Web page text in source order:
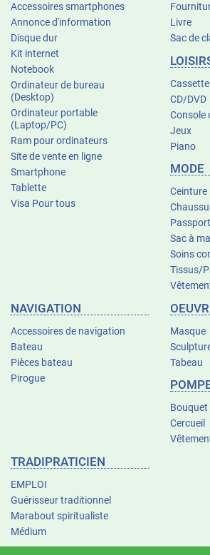
Accessoires smartphones
Annonce d'information
Disque dur
Kit internet
Notebook
Ordinateur de bureau
(Desktop)
Ordinateur portable
(Laptop/PC)
Ram pour ordinateurs
Site de vente en ligne
Smartphone
Tablette
Visa Pour tous
Livre
Sac de
CD/DVD
Console
Jeux
Piano
MODE
Ceinture
Sac à
Soins
Tissus/
NAVIGATION
Accessoires de navigation
Bateau
Pièces bateau
Pirogue
Masque
Tabeau
Bouquet
Cercueil
TRADIPRATICIEN
EMPLOI
Guérisseur traditionnel
Marabout spiritualiste
Médium